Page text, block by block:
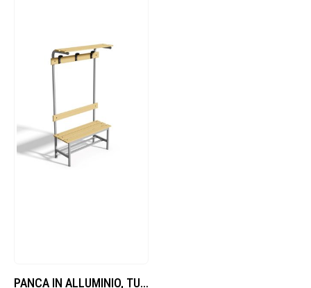
PANCA IN ALLUMINIO, TUBO TONDO DIAMETRO 40 MM, DOGHE IN LEGNO, LUNGHEZZA 1 M, COMPLETA